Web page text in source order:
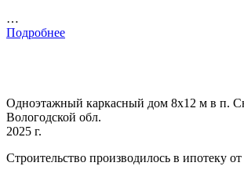
…
Подробнее
Одноэтажный каркасный дом 8х12 м в п.
Вологодской обл.
2025 г.
Строительство производилось в ипотеку